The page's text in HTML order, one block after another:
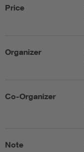
Price
Organizer
Co-Organizer
Note